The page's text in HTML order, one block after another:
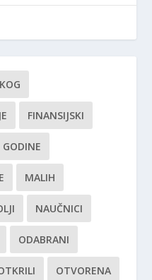
FINANSIJSKI
GODINE
MALIH
NAUČNICI
ODABRANI
OTVORENA